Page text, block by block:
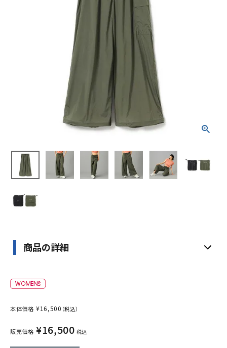
商品の詳細
本体価格 ¥16,500 （税込）
販売価格 ¥16,500 税込